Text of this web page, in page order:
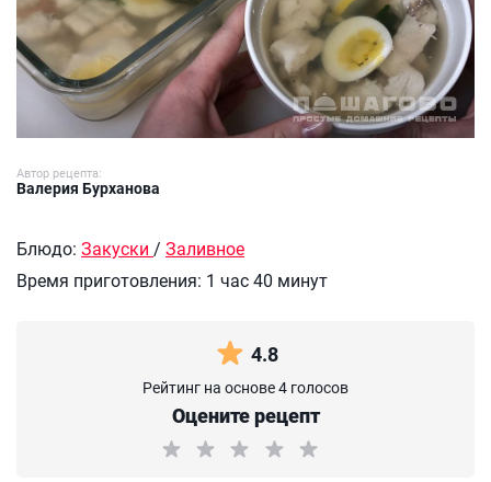
Автор рецепта:
Валерия Бурханова
Блюдо: Закуски / Заливное
Время приготовления: 1 час 40 минут
4.8
Рейтинг на основе 4 голосов
Оцените рецепт